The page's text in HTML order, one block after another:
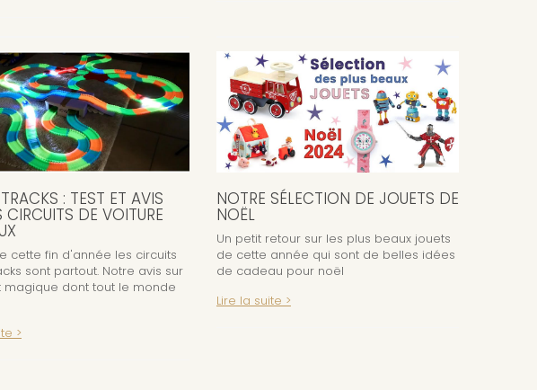
: TEST ET AVIS
CIRCUITS DE VOITURE
cette fin d'année les circuits
sont partout. Notre avis sur
magique dont tout le monde
>
NOTRE SÉLECTION DE JOUETS DE
NOËL
Un petit retour sur les plus beaux jouets
de cette année qui sont de belles idées
de cadeau pour noël
Lire la suite >